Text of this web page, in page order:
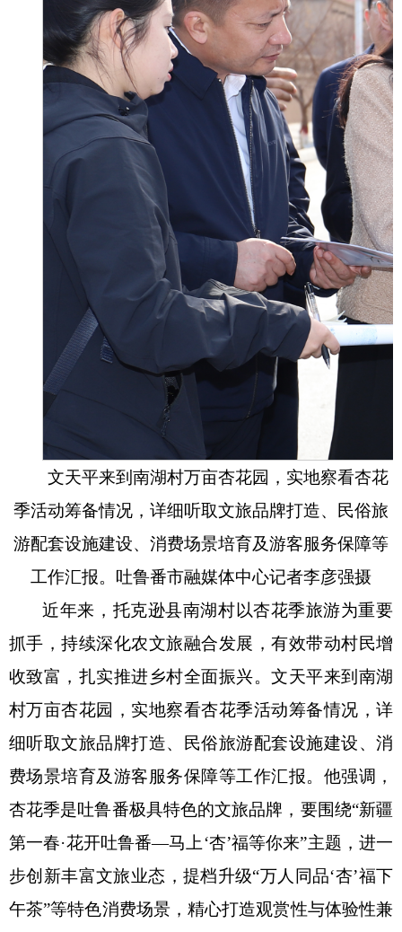
文天平来到南湖村万亩杏花园，实地察看杏花
季活动筹备情况，详细听取文旅品牌打造、民俗旅
游配套设施建设、消费场景培育及游客服务保障等
工作汇报。吐鲁番市融媒体中心记者李彦强摄
近年来，托克逊县南湖村以杏花季旅游为重要
抓手，持续深化农文旅融合发展，有效带动村民增
收致富，扎实推进乡村全面振兴。文天平来到南湖
村万亩杏花园，实地察看杏花季活动筹备情况，详
细听取文旅品牌打造、民俗旅游配套设施建设、消
费场景培育及游客服务保障等工作汇报。他强调，
杏花季是吐鲁番极具特色的文旅品牌，要围绕“新疆
第一春·花开吐鲁番—马上‘杏’福等你来”主题，进一
步创新丰富文旅业态，提档升级“万人同品‘杏’福下
午茶”等特色消费场景，精心打造观赏性与体验性兼